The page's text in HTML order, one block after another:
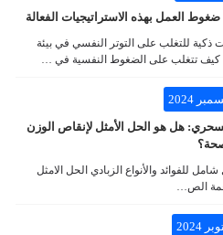
العمل بهذه الاستراتيجيات الفعالة
ذكية للتغلب على التوتر النفسي في بيئة
كيف تتغلب على الضغوط النفسية في …
هل هو الحل الأمثل لإنقاص الوزن
للفوائد والأنواع الزبادي الحل الامثل
الص…